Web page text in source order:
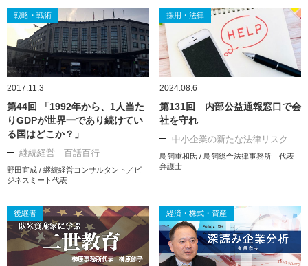
戦略・戦術
2017.11.3
第44回 「1992年から、1人当た
りGDPが世界一であり続けてい
る国はどこか？」
継続経営 百話百行
野田宜成 / 継続経営コンサルタント／ビ
ジネスミート代表
採用・法律
2024.08.6
第131回 内部公益通報窓口で会
社を守れ
中小企業の新たな法律リスク
鳥飼重和氏 / 鳥飼総合法律事務所 代表
弁護士
後継者 経済・株式・資産